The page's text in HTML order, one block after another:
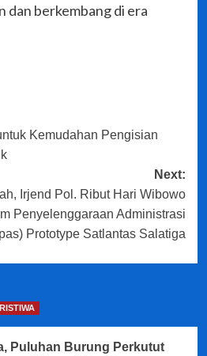
dan berkembang di era
Kemudahan Pengisian
Next:
Irjend Pol. Ribut Hari Wibowo
Penyelenggaraan Administrasi
Prototype Satlantas Salatiga
Puluhan Burung Perkutut